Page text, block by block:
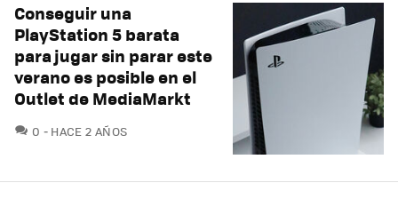
Conseguir una
PlayStation 5 barata
para jugar sin parar este
verano es posible en el
Outlet de MediaMarkt
0 COMENTARIOS
HACE 2 AÑOS